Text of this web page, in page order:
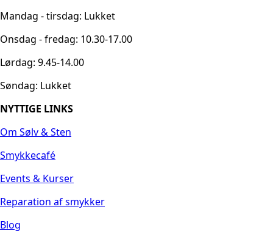
Mandag - tirsdag: Lukket
Onsdag - fredag: 10.30-17.00
Lørdag: 9.45-14.00
Søndag: Lukket
NYTTIGE LINKS
Om Sølv & Sten
Smykkecafé
Events & Kurser
Reparation af smykker
Blog